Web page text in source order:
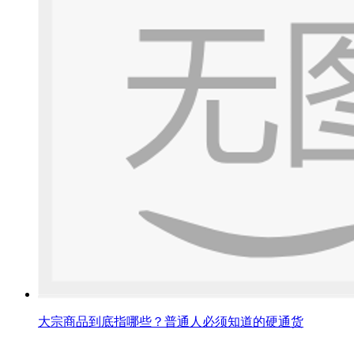
大宗商品到底指哪些？普通人必须知道的硬通货